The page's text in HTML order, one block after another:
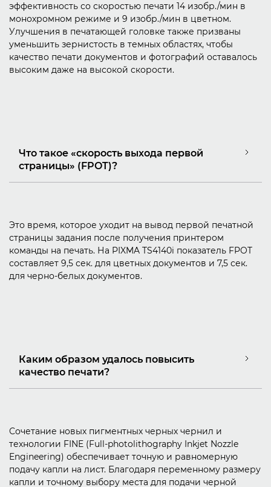
эффективность со скоростью печати 14 изобр./мин в
монохромном режиме и 9 изобр./мин в цветном.
Улучшения в печатающей головке также призваны
уменьшить зернистость в темных областях, чтобы
качество печати документов и фотографий оставалось
высоким даже на высокой скорости.
Что такое «скорость выхода первой
страницы» (FPOT)?
Это время, которое уходит на вывод первой печатной
страницы задания после получения принтером
команды на печать. На PIXMA TS4140i показатель FPOT
составляет 9,5 сек. для цветных документов и 7,5 сек.
для черно-белых документов.
Каким образом удалось повысить
качество печати?
Сочетание новых пигментных черных чернил и
технологии FINE (Full-photolithography Inkjet Nozzle
Engineering) обеспечивает точную и равномерную
подачу капли на лист. Благодаря переменному размеру
капли и точному выбору места для подачи черной